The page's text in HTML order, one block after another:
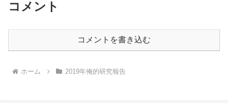
コメント
コメントを書き込む
ホーム 2019年俺的研究報告